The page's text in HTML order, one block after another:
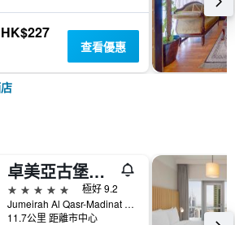
HK$227
查看優惠
卓美亞古堡酒店 - 皇宫
5星級
極好 9.2
Jumeirah Al Qasr-Madinat Jumeirah, PO Box 75157, 杜拜, 阿拉伯聯合大公國
11.7公里 距離市中心